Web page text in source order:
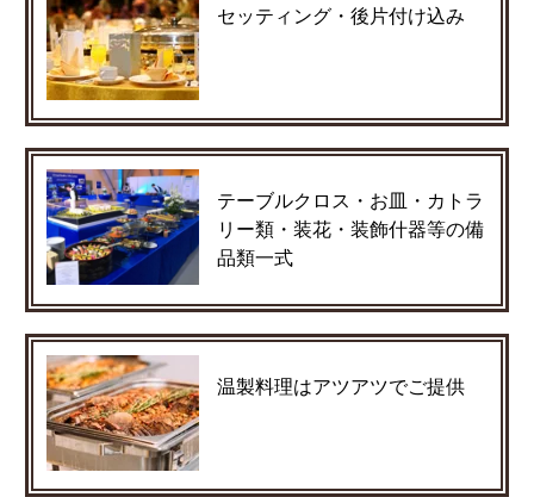
セッティング・後片付け込み
テーブルクロス・お皿・カトラ
リー類・装花・装飾什器等の備
品類一式
温製料理はアツアツでご提供